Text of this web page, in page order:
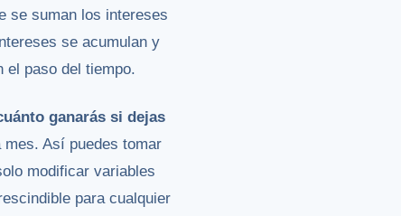
se suman los intereses
se acumulan y
el paso del tiempo.
ganarás si dejas
Así puedes tomar
modificar variables
para cualquier